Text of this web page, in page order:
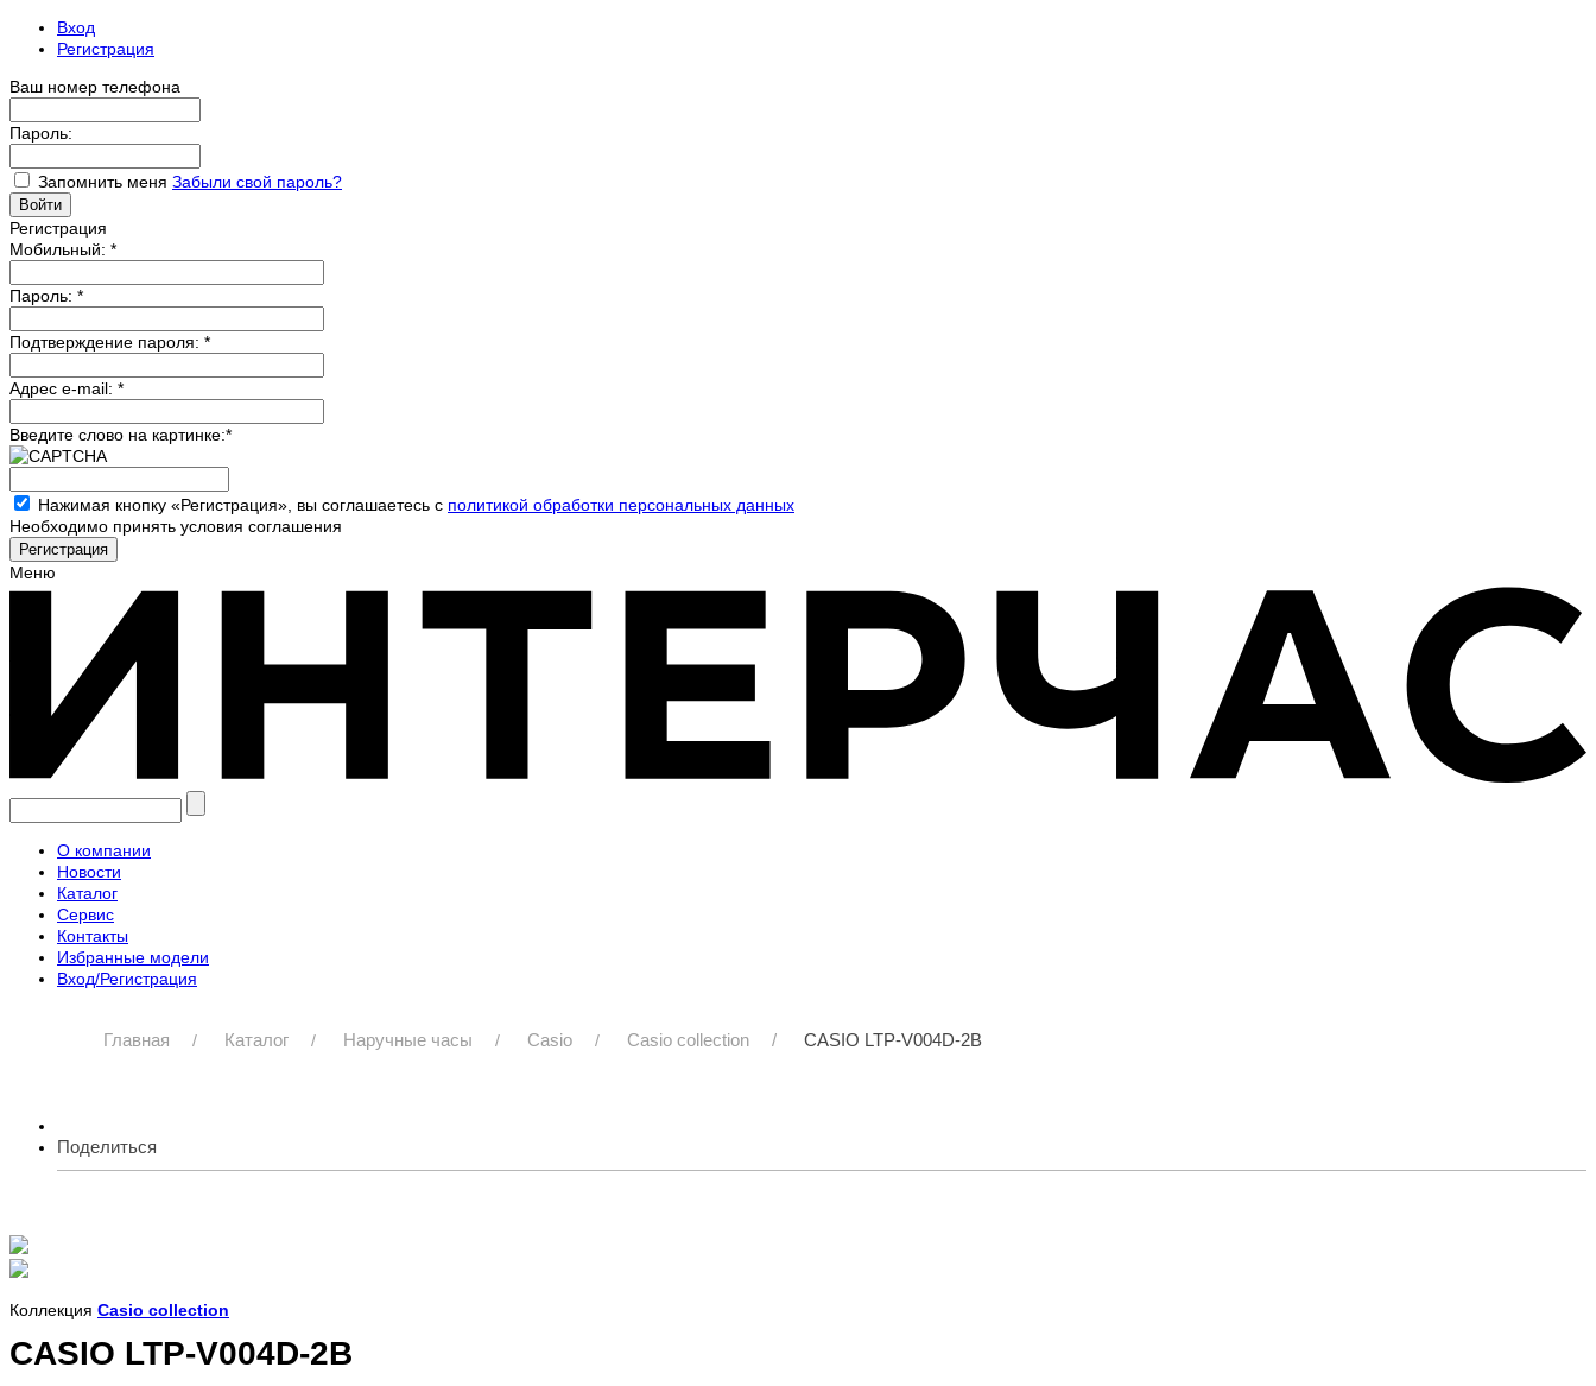
Вход
Регистрация
Ваш номер телефона
Пароль:
Запомнить меня Забыли свой пароль?
Регистрация
Мобильный: *
Пароль: *
Подтверждение пароля: *
Адрес e-mail: *
Введите слово на картинке:*
Нажимая кнопку «Регистрация», вы соглашаетесь с политикой обработки персональных данных
Необходимо принять условия соглашения
Меню
О компании
Новости
Каталог
Сервис
Контакты
Избранные модели
Вход/Регистрация
Главная Каталог Наручные часы Casio Casio collection CASIO LTP-V004D-2B
Поделиться
Коллекция Casio collection
CASIO LTP-V004D-2B